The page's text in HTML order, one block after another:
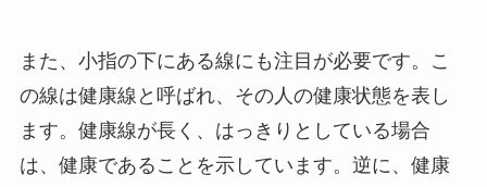
また、小指の下にある線にも注目が必要です。こ
の線は健康線と呼ばれ、その人の健康状態を表し
ます。健康線が長く、はっきりとしている場合
は、健康であることを示しています。逆に、健康